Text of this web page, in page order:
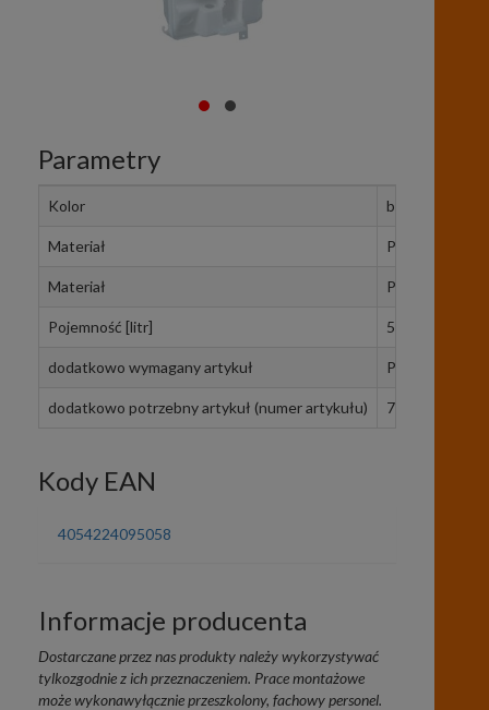
Parametry
Kolor biały
Materiał PP
Materiał PE (polietylen)
Pojemność [litr] 5
dodatkowo wymagany artykuł Pierścień
dodatkowo potrzebny artykuł (numer artykułu) 7M0 919 382
Kody EAN
4054224095058
Informacje producenta
Dostarczane przez nas produkty należy wykorzystywać
tylkozgodnie z ich przeznaczeniem. Prace montażowe
może wykonawyłącznie przeszkolony, fachowy personel.